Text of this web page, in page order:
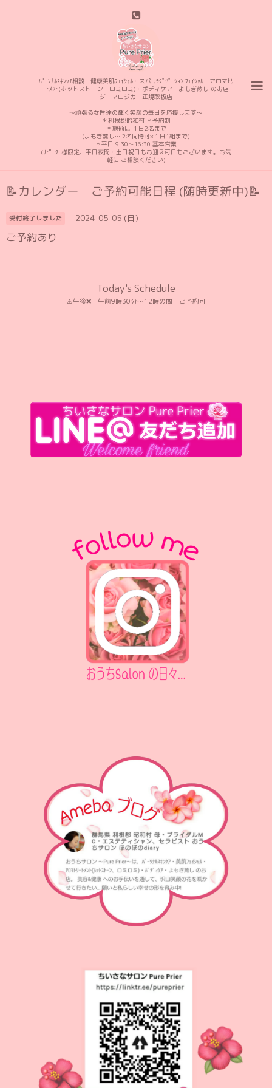
ﾊﾟｰｿﾅﾙｽｷﾝｹｱ相談・健康美肌ﾌｪｲｼｬﾙ・スパ ﾘﾗｸﾞｾﾞｰｼｮﾝ ﾌｪｲｼｬﾙ・アロマﾄﾘ
ｰﾄﾒﾝﾄ(ホットストーン・ロミロミ)・ボディケア・よもぎ蒸し のお店
ダーマロジカ 正規取扱店
〜頑張る女性達の輝く笑顔の毎日を応援します〜
＊利根郡昭和村 ＊予約制
＊施術は １日2名まで
(よもぎ蒸し… 2名同時可×１日1組まで)
＊平日 9:30〜16:30 基本営業
(ﾘﾋﾟｰﾀｰ様限定、平日夜間・土日祝日もお迎え可日もございます。お気
軽に ご相談ください)
📝カレンダー ご予約可能日程 (随時更新中)📝
受付終了しました 2024-05-05 (日)
ご予約あり
Today's Schedule
⚠️午後❌️ 午前9時30分〜12時の間 ご予約可